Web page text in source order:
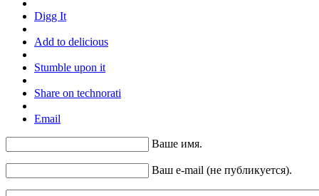
Digg It
Add to delicious
Stumble upon it
Share on technorati
Email
Ваше имя.
Ваш e-mail (не публикуется).